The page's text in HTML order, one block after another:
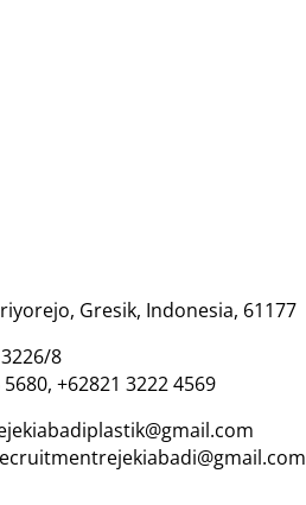
Gresik, Indonesia, 61177
8
+62821 3222 4569